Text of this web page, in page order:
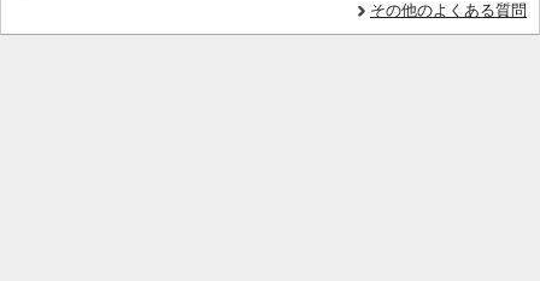
その他のよくある質問